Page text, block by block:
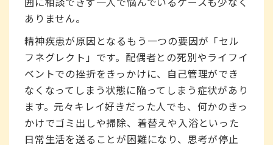
ありません。
精神疾患が原因となるもう一つの要因が「セル
フネグレクト」です。配偶者との死別やライフイ
ベントでの挫折をきっかけに、自己管理ができ
なくなってしまう状態に陥ってしまう症状があり
ます。元々キレイ好きだった人でも、何かのきっ
かけでゴミ出しや掃除、着替えや入浴といった
日常生活を送ることが困難になり、思考が停止